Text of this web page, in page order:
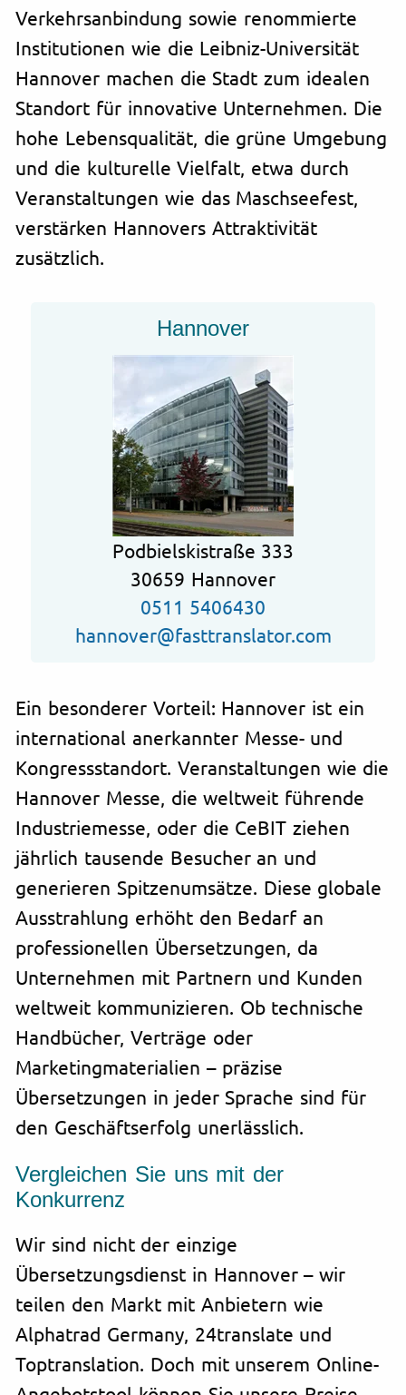
Verkehrsanbindung sowie renommierte
Institutionen wie die Leibniz-Universität
Hannover machen die Stadt zum idealen
Standort für innovative Unternehmen. Die
hohe Lebensqualität, die grüne Umgebung
und die kulturelle Vielfalt, etwa durch
Veranstaltungen wie das Maschseefest,
verstärken Hannovers Attraktivität
zusätzlich.
Hannover
Podbielskistraße 333
30659 Hannover
0511 5406430
hannover@fasttranslator.com
Ein besonderer Vorteil: Hannover ist ein
international anerkannter Messe- und
Kongressstandort. Veranstaltungen wie die
Hannover Messe, die weltweit führende
Industriemesse, oder die CeBIT ziehen
jährlich tausende Besucher an und
generieren Spitzenumsätze. Diese globale
Ausstrahlung erhöht den Bedarf an
professionellen Übersetzungen, da
Unternehmen mit Partnern und Kunden
weltweit kommunizieren. Ob technische
Handbücher, Verträge oder
Marketingmaterialien – präzise
Übersetzungen in jeder Sprache sind für
den Geschäftserfolg unerlässlich.
Vergleichen Sie uns mit der
Konkurrenz
Wir sind nicht der einzige
Übersetzungsdienst in Hannover – wir
teilen den Markt mit Anbietern wie
Alphatrad Germany, 24translate und
Toptranslation. Doch mit unserem Online-